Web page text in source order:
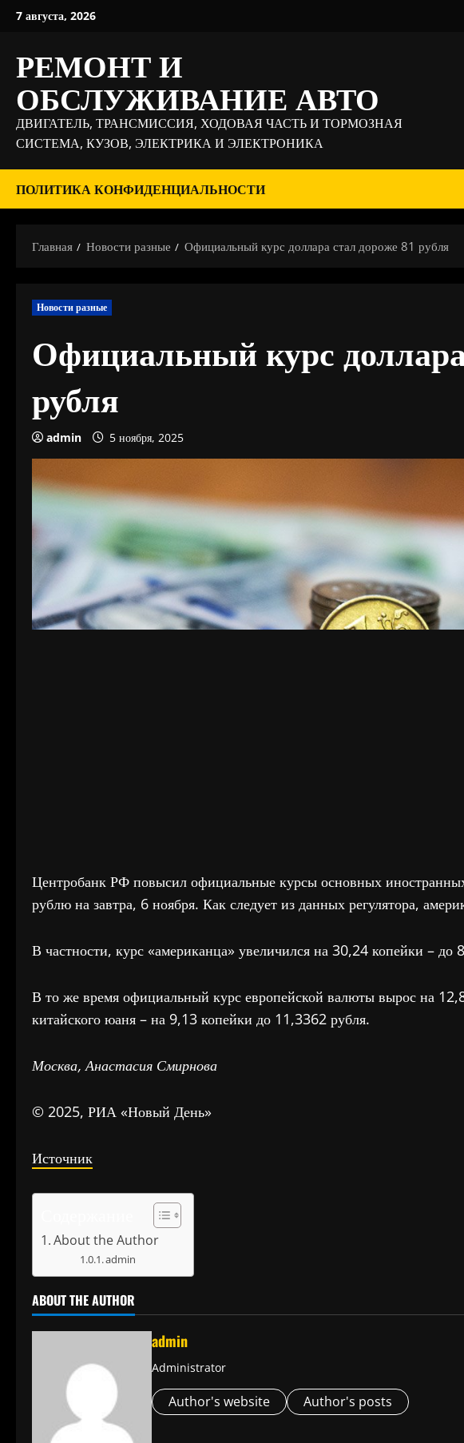
Перейти
7 августа, 2026
РЕМОНТ И
ОБСЛУЖИВАНИЕ АВТО
ДВИГАТЕЛЬ, ТРАНСМИССИЯ, ХОДОВАЯ ЧАСТЬ И ТОРМОЗНАЯ
СИСТЕМА, КУЗОВ, ЭЛЕКТРИКА И ЭЛЕКТРОНИКА
ПОЛИТИКА КОНФИДЕНЦИАЛЬНОСТИ
Главная Новости разные Официальный курс доллара стал дороже 81 рубля
Новости разные
Официальный курс
рубля
admin 5 ноября, 2025
Центробанк РФ повысил официальные курсы основных
рублю на завтра, 6 ноября. Как следует из данных регулятора,
В частности, курс «американца» увеличился на 30,24 копейки – до
В то же время официальный курс европейской валюты вырос на
китайского юаня – на 9,13 копейки до 11,3362 рубля.
Москва, Анастасия Смирнова
© 2025, РИА «Новый День»
Источник
About the Author
admin
ABOUT THE AUTHOR
admin
Administrator
Author's website Author's posts